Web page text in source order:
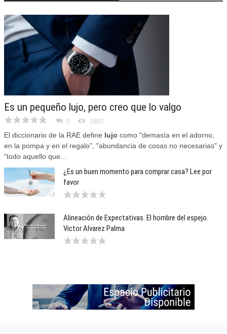
Es un pequeño lujo, pero creo que lo valgo
0 1882
El diccionario de la RAE define lujo como "demasía en el adorno,
en la pompa y en el regalo”, "abundancia de cosas no necesarias" y
"todo aquello que...
¿Es un buen momento para comprar casa? Lee por
favor
Alineación de Expectativas. El hombre del espejo.
Victor Alvarez Palma